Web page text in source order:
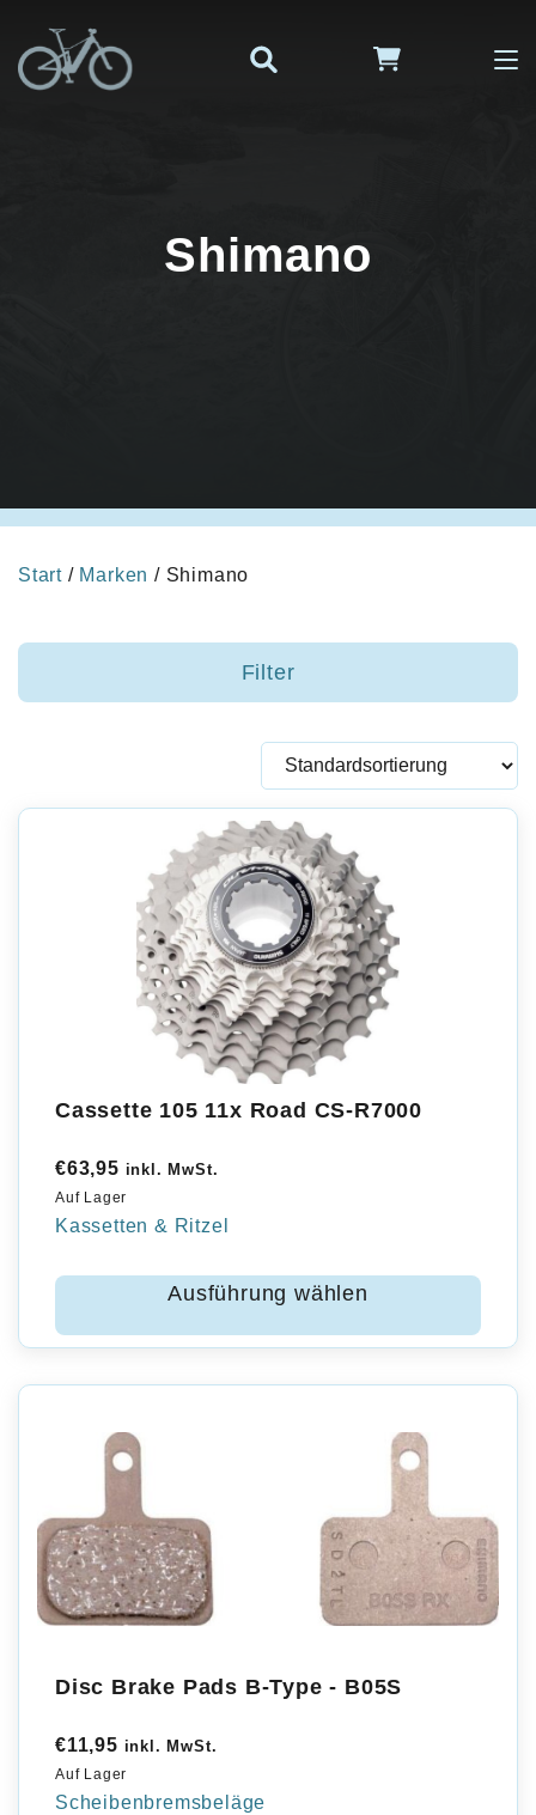
Shimano
Start / Marken / Shimano
Filter
Cassette 105 11x Road CS-R7000
€63,95 inkl. MwSt.
Auf Lager
Kassetten & Ritzel
Ausführung wählen
Disc Brake Pads B-Type - B05S
€11,95 inkl. MwSt.
Auf Lager
Scheibenbremsbeläge